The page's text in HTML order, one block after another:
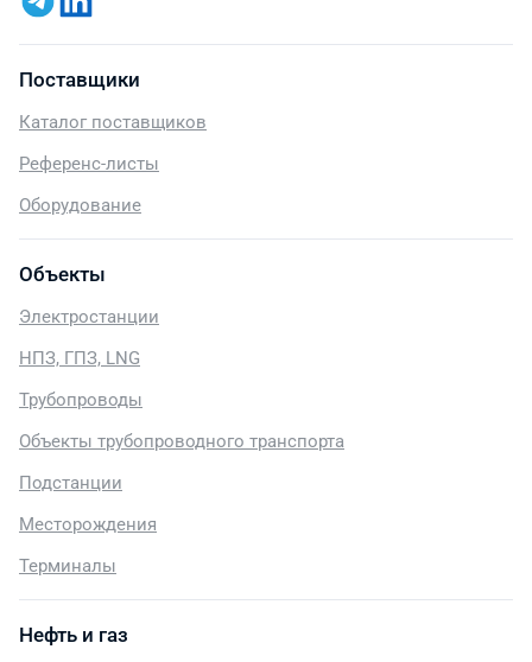
Поставщики
Каталог поставщиков
Референс-листы
Оборудование
Объекты
Электростанции
НПЗ, ГПЗ, LNG
Трубопроводы
Объекты трубопроводного транспорта
Подстанции
Месторождения
Терминалы
Нефть и газ